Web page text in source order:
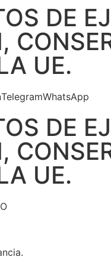
DE
UE.
TelegramWhatsApp
DE
UE.